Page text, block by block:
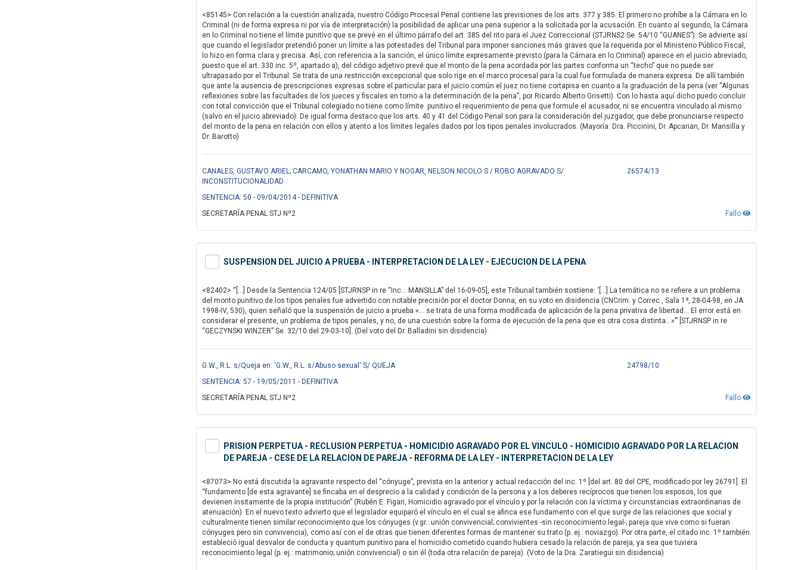
<85145> Con relación a la cuestión analizada, nuestro Código Procesal Penal contiene las previsiones de los arts. 377 y 385. El primero no prohíbe a la Cámara en lo
Criminal (ni de forma expresa ni por vía de interpretación) la posibilidad de aplicar una pena superior a la solicitada por la acusación. En cuanto al segundo, la Cámara
en lo Criminal no tiene el límite punitivo que se prevé en el último párrafo del art. 385 del rito para el Juez Correccional (STJRNS2 Se. 54/10 “GUANES”). Se advierte así
que cuando el legislador pretendió poner un límite a las potestades del Tribunal para imponer sanciones más graves que la requerida por el Ministerio Público Fiscal,
lo hizo en forma clara y precisa. Así, con referencia a la sanción, el único límite expresamente previsto (para la Cámara en lo Criminal) aparece en el juicio abreviado,
puesto que el art. 330 inc. 5º, apartado a), del código adjetivo prevé que el monto de la pena acordada por las partes conforma un “techo” que no puede ser
ultrapasado por el Tribunal. Se trata de una restricción excepcional que solo rige en el marco procesal para la cual fue formulada de manera expresa. De allí también
que ante la ausencia de prescripciones expresas sobre el particular para el juicio común el juez no tiene cortapisa en cuanto a la graduación de la pena (ver “Algunas
reflexiones sobre las facultades de los jueces y fiscales en torno a la determinación de la pena”, por Ricardo Alberto Grisetti). Con lo hasta aquí dicho puedo concluir
con total convicción que el Tribunal colegiado no tiene como límite punitivo el requerimiento de pena que formule el acusador, ni se encuentra vinculado al mismo
(salvo en el juicio abreviado). De igual forma destaco que los arts. 40 y 41 del Código Penal son para la consideración del juzgador, que debe pronunciarse respecto
del monto de la pena en relación con ellos y atento a los límites legales dados por los tipos penales involucrados. (Mayoría: Dra. Piccinini, Dr. Apcarian, Dr. Mansilla y
Dr. Barotto)
CANALES, GUSTAVO ARIEL; CARCAMO, YONATHAN MARIO Y NOGAR, NELSON NICOLO S / ROBO AGRAVADO S/
INCONSTITUCIONALIDAD
26574/13
SENTENCIA: 50 - 09/04/2014 - DEFINITIVA
Fallo
SECRETARÍA PENAL STJ Nº2
SUSPENSION DEL JUICIO A PRUEBA - INTERPRETACION DE LA LEY - EJECUCION DE LA PENA
<82402> “[…] Desde la Sentencia 124/05 [STJRNSP in re “Inc… MANSILLA” del 16-09-05], este Tribunal también sostiene: ‘[…] La temática no se refiere a un problema
del monto punitivo de los tipos penales fue advertido con notable precisión por el doctor Donna, en su voto en disidencia (CNCrim. y Correc., Sala 1ª, 28-04-98, en JA
1998-IV, 530), quien señaló que la suspensión de juicio a prueba «… se trata de una forma modificada de aplicación de la pena privativa de libertad… El error está en
considerar el presente, un problema de tipos penales, y no, de una cuestión sobre la forma de ejecución de la pena que es otra cosa distinta…»’” [STJRNSP in re
“GECZYNSKI WINZER” Se. 32/10 del 29-03-10]. (Del voto del Dr. Balladini sin disidencia).
G.W., R.L. s/Queja en: 'G.W., R.L. s/Abuso sexual' S/ QUEJA
24798/10
SENTENCIA: 57 - 19/05/2011 - DEFINITIVA
Fallo
SECRETARÍA PENAL STJ Nº2
PRISION PERPETUA - RECLUSION PERPETUA - HOMICIDIO AGRAVADO POR EL VINCULO - HOMICIDIO AGRAVADO POR LA RELACION
DE PAREJA - CESE DE LA RELACION DE PAREJA - REFORMA DE LA LEY - INTERPRETACION DE LA LEY
<87073> No está discutida la agravante respecto del “cónyuge”, prevista en la anterior y actual redacción del inc. 1º [del art. 80 del CPE, modificado por ley 26791]. El
“fundamento [de esta agravante] se fincaba en el desprecio a la calidad y condición de la persona y a los deberes recíprocos que tienen los esposos, los que
devienen ínsitamente de la propia institución” (Rubén E. Figari, Homicidio agravado por el vínculo y por la relación con la víctima y circunstancias extraordinarias de
atenuación). En el nuevo texto advierto que el legislador equiparó el vínculo en el cual se afinca ese fundamento con el que surge de las relaciones que social y
culturalmente tienen similar reconocimiento que los cónyuges (v.gr.: unión convivencial; convivientes -sin reconocimiento legal-; pareja que vive como si fueran
cónyuges pero sin convivencia), como así con el de otras que tienen diferentes formas de mantener su trato (p. ej.: noviazgo). Por otra parte, el citado inc. 1º también
estableció igual desvalor de conducta y quantum punitivo para el homicidio cometido cuando hubiera cesado la relación de pareja, ya sea que tuviera
reconocimiento legal (p. ej.: matrimonio; unión convivencial) o sin él (toda otra relación de pareja). (Voto de la Dra. Zaratiegui sin disidencia)